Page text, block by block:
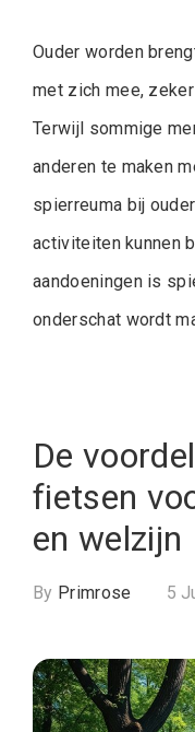
Ouder worden
met zich mee,
Terwijl sommige
anderen te maken
spierreuma bij
activiteiten kunnen
aandoeningen is
onderschat wordt
De
fietsen
en welzijn
By Primrose 5